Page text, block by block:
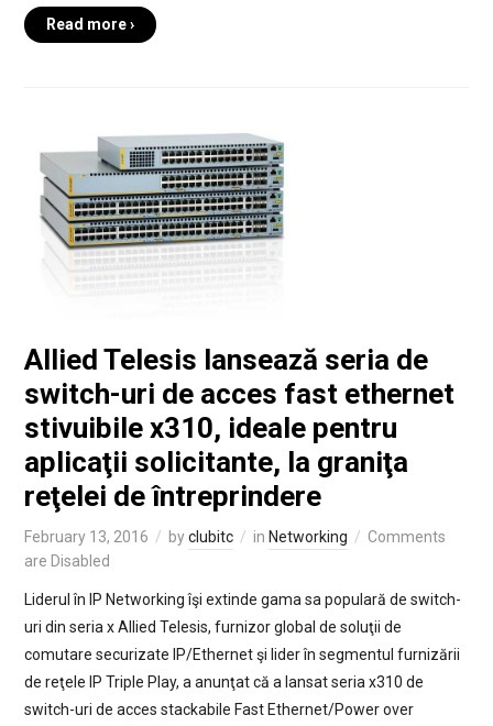
Read more ›
Allied Telesis lansează seria de
switch-uri de acces fast ethernet
stivuibile x310, ideale pentru
aplicaţii solicitante, la graniţa
reţelei de întreprindere
February 13, 2016 byclubitc in Networking
Comments
are Disabled
Liderul în IP Networking îşi extinde gama sa populară de switch-
uri din seria x Allied Telesis, furnizor global de soluţii de
comutare securizate IP/Ethernet şi lider în segmentul furnizării
de reţele IP Triple Play, a anunţat că a lansat seria x310 de
switch-uri de acces stackabile Fast Ethernet/Power over